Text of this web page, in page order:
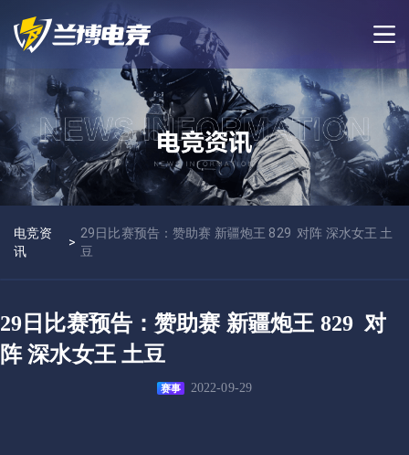
电竞资
讯
>
29日比赛预告：赞助赛 新疆炮王 829 对阵 深水女王 土
豆
29日比赛预告：赞助赛 新疆炮王 829 对
阵 深水女王 土豆
赛事 2022-09-29